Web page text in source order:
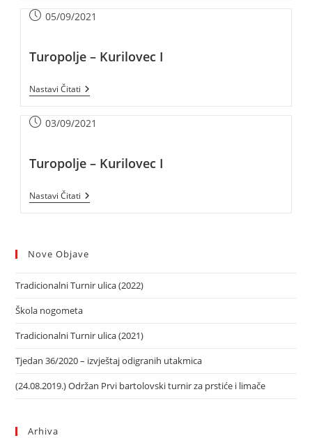
05/09/2021
Turopolje – Kurilovec I
Nastavi Čitati
03/09/2021
Turopolje – Kurilovec I
Nastavi Čitati
Nove Objave
Tradicionalni Turnir ulica (2022)
Škola nogometa
Tradicionalni Turnir ulica (2021)
Tjedan 36/2020 – izvještaj odigranih utakmica
(24.08.2019.) Održan Prvi bartolovski turnir za prstiće i limače
Arhiva